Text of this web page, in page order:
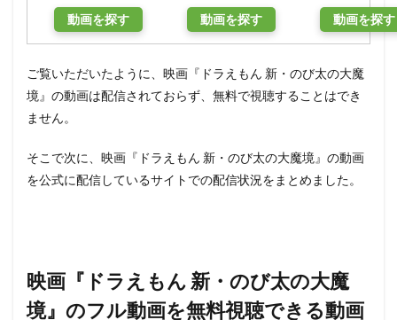
動画を探す 動画を探す 動画を探す
ご覧いただいたように、映画『ドラえもん 新・のび太の大魔
境』の動画は配信されておらず、無料で視聴することはでき
ません。
そこで次に、映画『ドラえもん 新・のび太の大魔境』の動画
を公式に配信しているサイトでの配信状況をまとめました。
映画『ドラえもん 新・のび太の大魔
境』のフル動画を無料視聴できる動画